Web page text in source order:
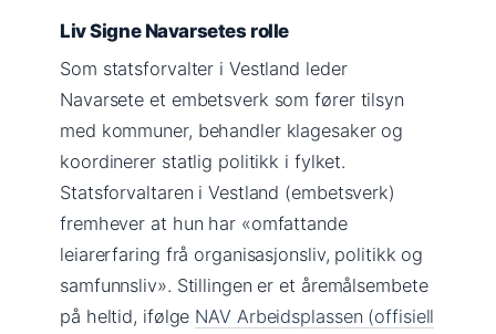
Liv Signe Navarsetes rolle
Som statsforvalter i Vestland leder
Navarsete et embetsverk som fører tilsyn
med kommuner, behandler klagesaker og
koordinerer statlig politikk i fylket.
Statsforvaltaren i Vestland (embetsverk)
fremhever at hun har «omfattande
leiarerfaring frå organisasjonsliv, politikk og
samfunnsliv». Stillingen er et åremålsembete
på heltid, ifølge NAV Arbeidsplassen (offisiell